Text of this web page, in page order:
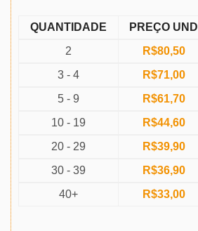
QUANTIDADE PREÇO UND
2
R$80,50
3 - 4
R$71,00
5 - 9
R$61,70
10 - 19
R$44,60
20 - 29
R$39,90
30 - 39
R$36,90
40+
R$33,00